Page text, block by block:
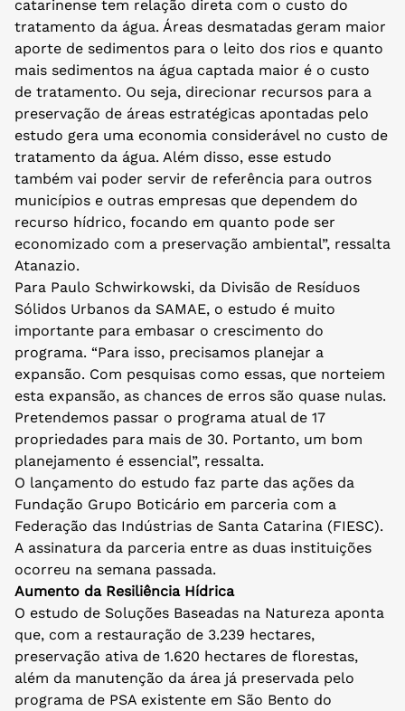
catarinense tem relação direta com o custo do
tratamento da água. Áreas desmatadas geram maior
aporte de sedimentos para o leito dos rios e quanto
mais sedimentos na água captada maior é o custo
de tratamento. Ou seja, direcionar recursos para a
preservação de áreas estratégicas apontadas pelo
estudo gera uma economia considerável no custo de
tratamento da água. Além disso, esse estudo
também vai poder servir de referência para outros
municípios e outras empresas que dependem do
recurso hídrico, focando em quanto pode ser
economizado com a preservação ambiental”, ressalta
Atanazio.
Para Paulo Schwirkowski, da Divisão de Resíduos
Sólidos Urbanos da SAMAE, o estudo é muito
importante para embasar o crescimento do
programa. “Para isso, precisamos planejar a
expansão. Com pesquisas como essas, que norteiem
esta expansão, as chances de erros são quase nulas.
Pretendemos passar o programa atual de 17
propriedades para mais de 30. Portanto, um bom
planejamento é essencial”, ressalta.
O lançamento do estudo faz parte das ações da
Fundação Grupo Boticário em parceria com a
Federação das Indústrias de Santa Catarina (FIESC).
A assinatura da parceria entre as duas instituições
ocorreu na semana passada.
Aumento da Resiliência Hídrica
O estudo de Soluções Baseadas na Natureza aponta
que, com a restauração de 3.239 hectares,
preservação ativa de 1.620 hectares de florestas,
além da manutenção da área já preservada pelo
programa de PSA existente em São Bento do